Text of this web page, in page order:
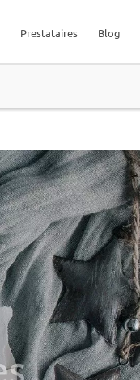
Blog
Prestataires